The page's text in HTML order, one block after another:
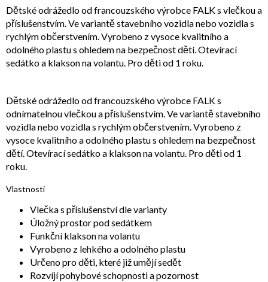
Dětské odrážedlo od francouzského výrobce FALK s vlečkou a
příslušenstvím. Ve variantě stavebního vozidla nebo vozidla s
rychlým občerstvením. Vyrobeno z vysoce kvalitního a
odolného plastu s ohledem na bezpečnost dětí. Otevírací
sedátko a klakson na volantu. Pro děti od 1 roku.
Dětské odrážedlo od francouzského výrobce FALK s
odnímatelnou vlečkou a příslušenstvím. Ve variantě stavebního
vozidla nebo vozidla s rychlým občerstvením. Vyrobeno z
vysoce kvalitního a odolného plastu s ohledem na bezpečnost
dětí. Otevírací sedátko a klakson na volantu. Pro děti od 1
roku.
Vlastnosti
Vlečka s příslušenství dle varianty
Úložný prostor pod sedátkem
Funkční klakson na volantu
Vyrobeno z lehkého a odolného plastu
Určeno pro děti, které již umějí sedět
Rozvíjí pohybové schopnosti a pozornost